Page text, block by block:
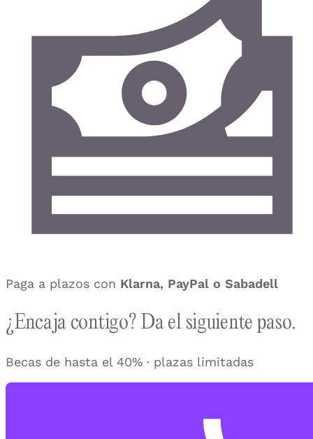
Paga a plazos con Klarna, PayPal o Sabadell
¿Encaja contigo? Da el siguiente paso.
Becas de hasta el 40% · plazas limitadas